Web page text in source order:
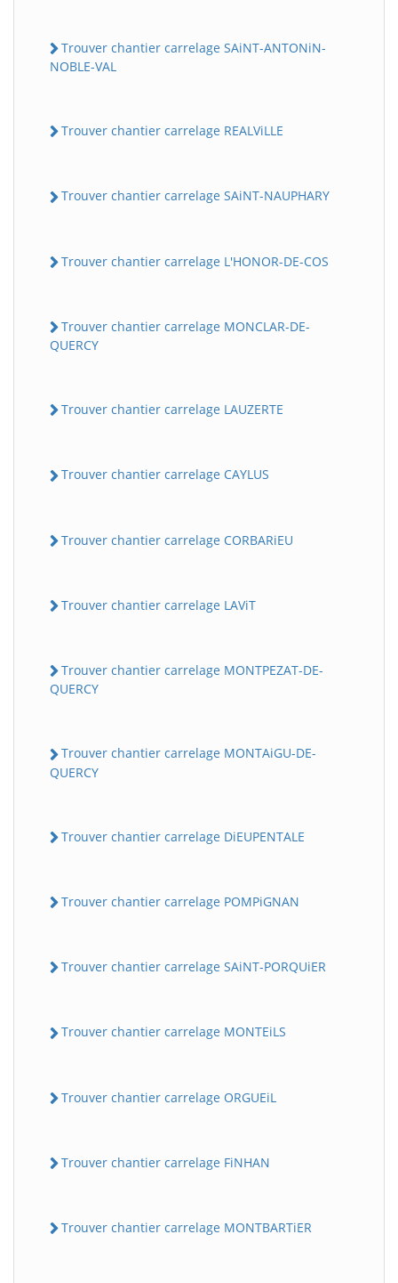
Trouver chantier carrelage SAiNT-ANTONiN-
NOBLE-VAL
Trouver chantier carrelage REALViLLE
Trouver chantier carrelage SAiNT-NAUPHARY
Trouver chantier carrelage L'HONOR-DE-COS
Trouver chantier carrelage MONCLAR-DE-
QUERCY
Trouver chantier carrelage LAUZERTE
Trouver chantier carrelage CAYLUS
Trouver chantier carrelage CORBARiEU
Trouver chantier carrelage LAViT
Trouver chantier carrelage MONTPEZAT-DE-
QUERCY
Trouver chantier carrelage MONTAiGU-DE-
QUERCY
Trouver chantier carrelage DiEUPENTALE
Trouver chantier carrelage POMPiGNAN
Trouver chantier carrelage SAiNT-PORQUiER
Trouver chantier carrelage MONTEiLS
Trouver chantier carrelage ORGUEiL
Trouver chantier carrelage FiNHAN
Trouver chantier carrelage MONTBARTiER